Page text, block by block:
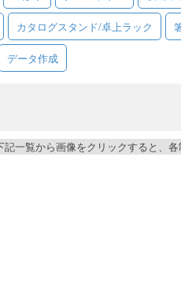
カタログスタンド/卓上ラック
データ作成
記一覧から画像をクリックすると、